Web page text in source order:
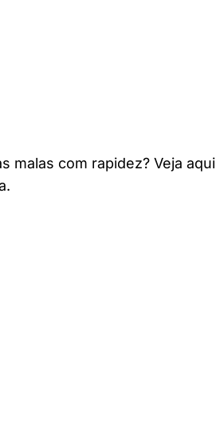
malas com rapidez? Veja aqui